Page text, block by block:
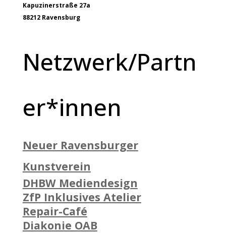
Kapuzinerstraße 27a
88212 Ravensburg
Netzwerk/Partn
er*innen
Neuer Ravensburger
Kunstverein
DHBW Mediendesign
ZfP Inklusives Atelier
Repair-Café
Diakonie OAB